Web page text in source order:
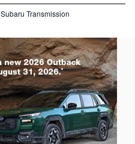
Subaru Transmission